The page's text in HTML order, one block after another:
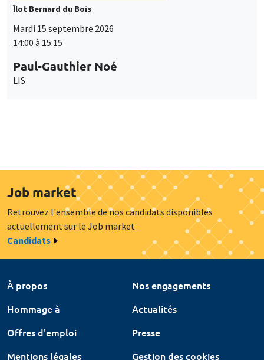
Îlot Bernard du Bois
Mardi 15 septembre 2026
14:00 à 15:15
Paul-Gauthier Noé
LIS
Job market
Retrouvez l'ensemble de nos candidats disponibles
actuellement sur le Job market
Candidats
À propos
Nos engagements
Hommage à
Actualités
Offres d'emploi
Presse
Mentions légales
Gestion des cookies